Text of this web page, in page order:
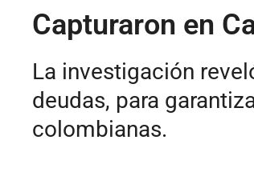
Capturaron en
La investigación
deudas, para
colombianas.